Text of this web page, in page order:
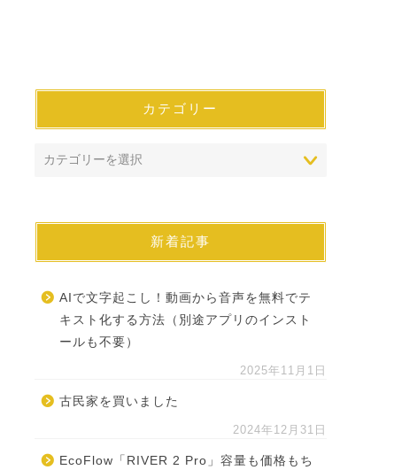
カテゴリー
新着記事
AIで文字起こし！動画から音声を無料でテ
キスト化する方法（別途アプリのインスト
ールも不要）
2025年11月1日
古民家を買いました
2024年12月31日
EcoFlow「RIVER 2 Pro」容量も価格もち